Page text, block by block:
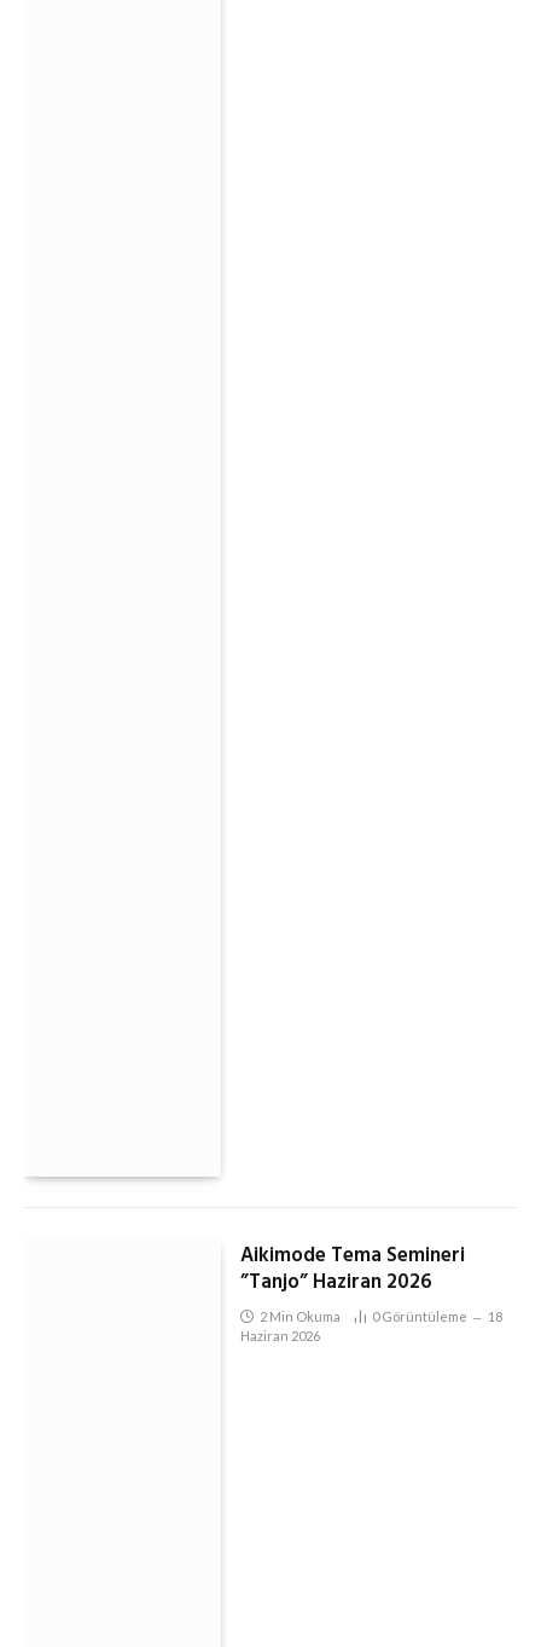
Aikimode Tema Semineri
”Tanjo” Haziran 2026
2 Min Okuma 0Görüntüleme
18
Haziran 2026